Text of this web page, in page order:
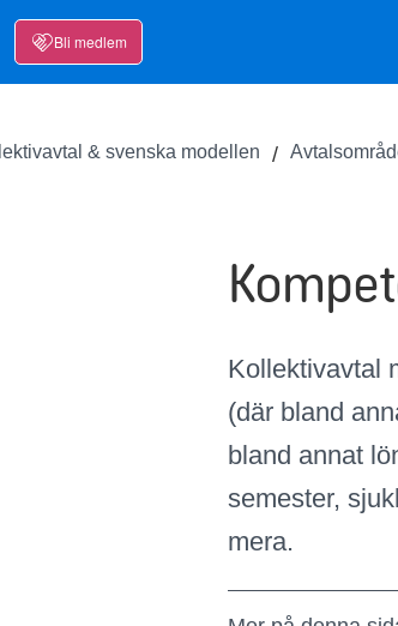
Bli medlem
& svenska modellen
Kollektivavtal
(där bland
bland annat
semester,
mera.